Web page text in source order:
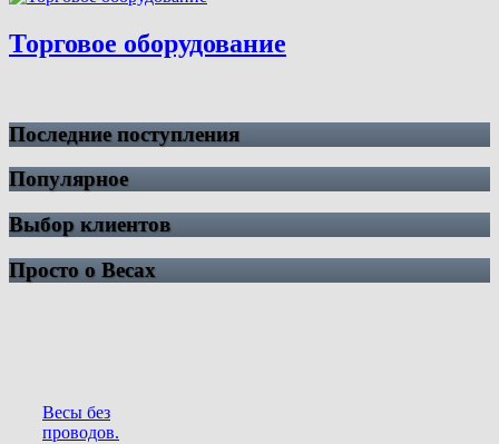
Торговое оборудование
Последние поступления
Популярное
Выбор клиентов
Просто о Весах
Весы без
проводов.